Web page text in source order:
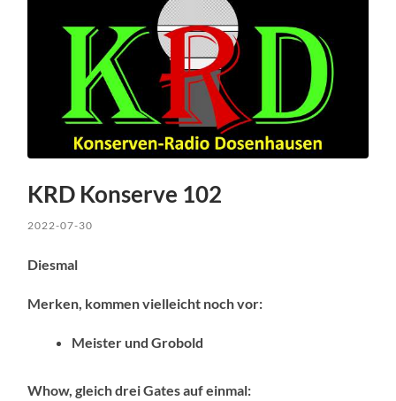
KRD Konserve 102
2022-07-30
Diesmal
Merken, kommen vielleicht noch vor:
Meister und Grobold
Whow, gleich drei Gates auf einmal: